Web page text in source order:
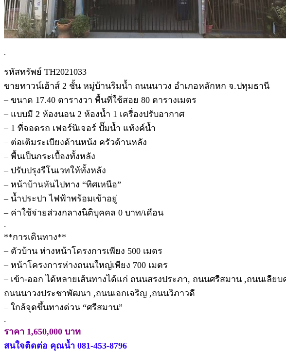
.
รหัสทรัพย์ TH2021033
ขายทาวน์เฮ้าส์ 2 ชั้น หมู่บ้านริมน้ำ ถนนนาวง อำเภอหลักหก จ.ปทุมธานี
– ขนาด 17.40 ตารางวา พื้นที่ใช้สอย 80 ตารางเมตร
– แบบมี 2 ห้องนอน 2 ห้องน้ำ 1 เครื่องปรับอากาศ
– 1 ที่จอดรถ เฟอร์นิเจอร์ ปั๊มน้ำ แท้งค์น้ำ
– ต่อเติมระเบียงด้านหน้ง ครัวด้านหลัง
– พื้นเป็นกระเบื้องทั้งหลัง
– ปรับปรุงรีโนเวทให้ทั้งหลัง
– หน้าบ้านหันไปทาง “ทิศเหนือ”
– น้ำประปา ไฟฟ้าพร้อมเข้าอยู่
– ค่าใช้จ่ายส่วงกลางนิติบุคคล 0 บาท/เดือน
.
**การเดินทาง**
– ตัวบ้าน ห่างหน้าโครงการเพียง 500 เมตร
– หน้าโครงการห่างถนนใหญ่เพียง 700 เมตร
– เข้า-ออก ได้หลายเส้นทางได้แก่ ถนนสรงประภา, ถนนศรีสมาน ,ถนนเลียบ
ถนนนาวงประชาพัฒนา ,ถนนเอกเจริญ ,ถนนวิภาวดี
– ใกล้จุดขึ้นทางด่วน “ศรีสมาน”
.
ราคา 1,650,000 บาท
สนใจติดต่อ คุณน้ำ 081-453-8796